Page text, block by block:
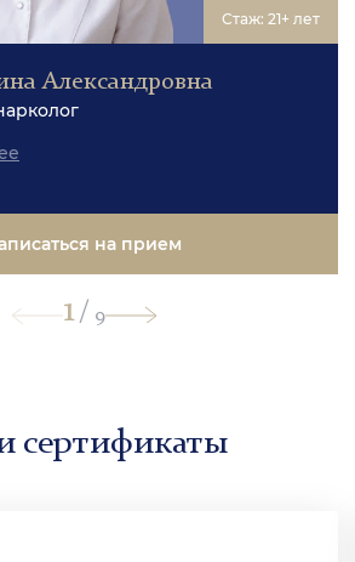
Стаж: 21+ лет
Александровна
на прием
1/ 9
сертификаты